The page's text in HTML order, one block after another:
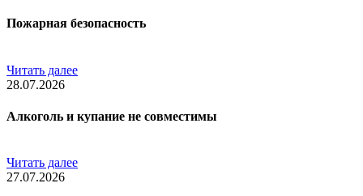
Пожарная безопасность
Читать далее
28.07.2026
Алкоголь и купание не совместимы
Читать далее
27.07.2026